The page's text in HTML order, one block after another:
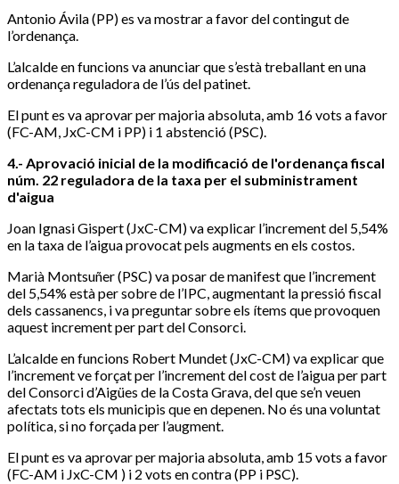
Antonio Ávila (PP) es va mostrar a favor del contingut de
l’ordenança.
L’alcalde en funcions va anunciar que s’està treballant en una
ordenança reguladora de l’ús del patinet.
El punt es va aprovar per majoria absoluta, amb 16 vots a favor
(FC-AM, JxC-CM i PP) i 1 abstenció (PSC).
4.- Aprovació inicial de la modificació de l'ordenança fiscal
núm. 22 reguladora de la taxa per el subministrament
d'aigua
Joan Ignasi Gispert (JxC-CM) va explicar l’increment del 5,54%
en la taxa de l’aigua provocat pels augments en els costos.
Marià Montsuñer (PSC) va posar de manifest que l’increment
del 5,54% està per sobre de l’IPC, augmentant la pressió fiscal
dels cassanencs, i va preguntar sobre els ítems que provoquen
aquest increment per part del Consorci.
L’alcalde en funcions Robert Mundet (JxC-CM) va explicar que
l’increment ve forçat per l’increment del cost de l’aigua per part
del Consorci d’Aigües de la Costa Grava, del que se’n veuen
afectats tots els municipis que en depenen. No és una voluntat
política, si no forçada per l’augment.
El punt es va aprovar per majoria absoluta, amb 15 vots a favor
(FC-AM i JxC-CM ) i 2 vots en contra (PP i PSC).